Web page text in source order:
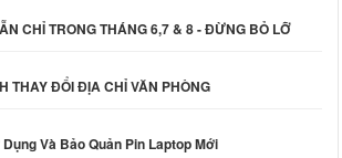
CHỈ TRONG THÁNG 6,7 & 8 - ĐỪNG BỎ LỠ
THAY ĐỔI ĐỊA CHỈ VĂN PHÒNG
Và Bảo Quản Pin Laptop Mới